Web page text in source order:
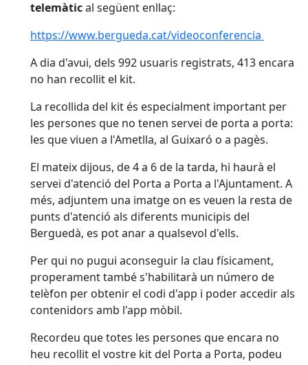
telemàtical següent enllaç:
https://www.bergueda.cat/videoconferencia
A dia d'avui, dels 992 usuaris registrats, 413 encara
no han recollit el kit.
La recollida del kit és especialment important per
les persones que no tenen servei de porta a porta:
les que viuen a l'Ametlla, al Guixaró o a pagès.
El mateix dijous, de 4 a 6 de la tarda, hi haurà el
servei d'atenció del Porta a Porta a l'Ajuntament. A
més, adjuntem una imatge on es veuen la resta de
punts d'atenció als diferents municipis del
Berguedà, es pot anar a qualsevol d'ells.
Per qui no pugui aconseguir la clau físicament,
properament també s'habilitarà un número de
telèfon per obtenir el codi d'app i poder accedir als
contenidors amb l'app mòbil.
Recordeu que totes les persones que encara no
heu recollit el vostre kit del Porta a Porta, podeu